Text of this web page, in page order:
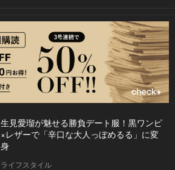
生見愛瑠が魅せる勝負デート服！黒ワンピ
×レザーで「辛口な大人っぽめるる」に変
身
ライフスタイル